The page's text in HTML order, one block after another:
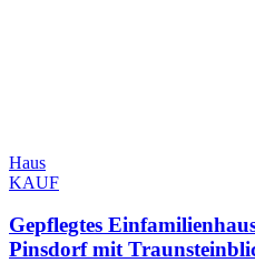
Haus
KAUF
Gepflegtes
Pinsdorf mit